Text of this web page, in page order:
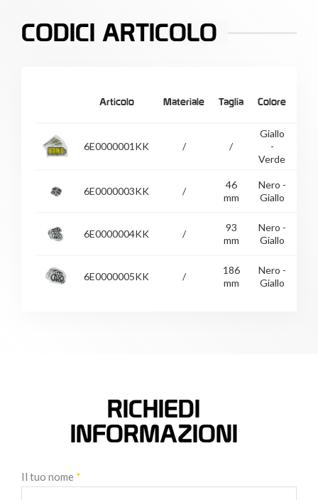
CODICI ARTICOLO
Articolo Materiale Taglia Colore
6E0000001KK / /
Giallo
-
Verde
6E0000003KK /
46
mm
Nero -
Giallo
6E0000004KK /
93
mm
Nero -
Giallo
6E0000005KK /
186
mm
Nero -
Giallo
RICHIEDI
INFORMAZIONI
Il tuo nome *